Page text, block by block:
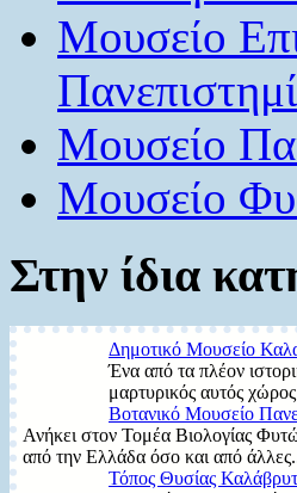
Μουσείο
Μουσείο
Μουσείο
Στην ίδια
Δημοτικό Μουσείο
Ένα από τα πλέον
μαρτυρικός αυτός
Βοτανικό Μουσείο
Ανήκει στον Τομέα Βιολογίας
από την Ελλάδα όσο και από
Τόπος Θυσίας